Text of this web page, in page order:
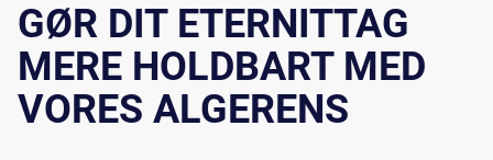
GØR DIT ETERNITTAG
MERE HOLDBART MED
VORES ALGERENS